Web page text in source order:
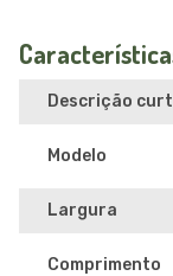
Descrição
Modelo
Largura
Comprimento